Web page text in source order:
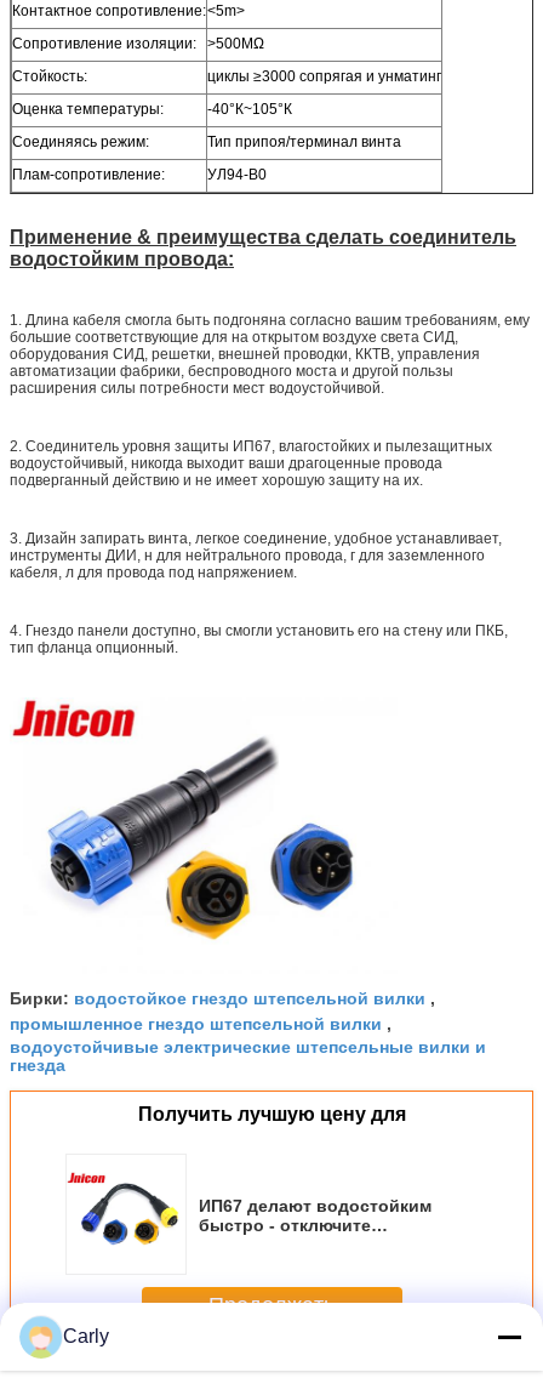
Контактное сопротивление:<5m>
Сопротивление изоляции:
>500МΩ
Стойкость:
циклы ≥3000 сопрягая и унматинг
Оценка температуры:
-40°К~105°К
Соединяясь режим:
Тип припоя/терминал винта
Плам-сопротивление:
УЛ94-В0
Применение & преимущества сделать соединитель
водостойким провода:
1. Длина кабеля смогла быть подгоняна согласно вашим требованиям, ему
большие соответствующие для на открытом воздухе света СИД,
оборудования СИД, решетки, внешней проводки, ККТВ, управления
автоматизации фабрики, беспроводного моста и другой пользы
расширения силы потребности мест водоустойчивой.
2. Соединитель уровня защиты ИП67, влагостойких и пылезащитных
водоустойчивый, никогда выходит ваши драгоценные провода
подверганный действию и не имеет хорошую защиту на их.
3. Дизайн запирать винта, легкое соединение, удобное устанавливает,
инструменты ДИИ, н для нейтрального провода, г для заземленного
кабеля, л для провода под напряжением.
4. Гнездо панели доступно, вы смогли установить его на стену или ПКБ,
тип фланца опционный.
Бирки: водостойкое гнездо штепсельной вилки ,
промышленное гнездо штепсельной вилки ,
водоустойчивые электрические штепсельные вилки и
гнезда
Получить лучшую цену для
ИП67 делают водостойким
быстро - отключите
Продолжать
БольшеВодоустойчивое гнездо штепсельной вилки
Carly